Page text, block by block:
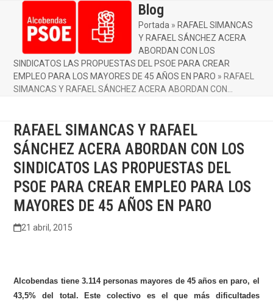
contentmobile
menu
mobile
menu
Blog
Portada » RAFAEL SIMANCAS
Y RAFAEL SÁNCHEZ ACERA
ABORDAN CON LOS
SINDICATOS LAS PROPUESTAS DEL PSOE PARA CREAR
EMPLEO PARA LOS MAYORES DE 45 AÑOS EN PARO » RAFAEL
SIMANCAS Y RAFAEL SÁNCHEZ ACERA ABORDAN CON…
RAFAEL SIMANCAS Y RAFAEL
SÁNCHEZ ACERA ABORDAN CON LOS
SINDICATOS LAS PROPUESTAS DEL
PSOE PARA CREAR EMPLEO PARA LOS
MAYORES DE 45 AÑOS EN PARO
21 abril, 2015
Alcobendas tiene 3.114 personas mayores de 45 años en paro, el
43,5% del total. Este colectivo es el que más dificultades